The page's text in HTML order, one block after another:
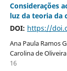
Considerações
luz da teoria da
DOI: https://
Ana Paula Ramos
Carolina de
16